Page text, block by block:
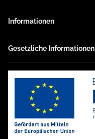
Informationen
Gesetzliche Informationen